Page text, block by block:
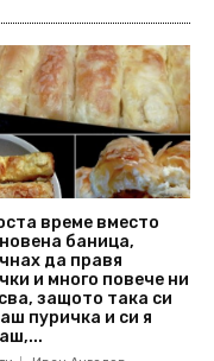
време вместо
баница,
да правя
и много повече ни
защото така си
пуричка и си я